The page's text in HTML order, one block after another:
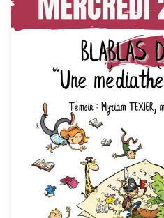
Evénements à venir
Emissions
Grille des Programmes
C'était quoi ce morceau?
L'Association
L'équipe et les bénévoles
Nous rejoindre : Participer
Les Ateliers Radio
Les créations des Ateliers
Nos prestations
Nous Soutenir / Adhérer